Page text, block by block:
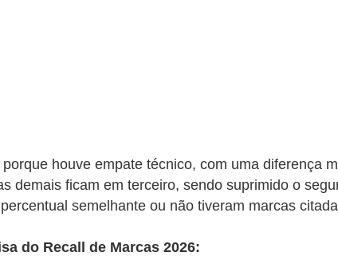
houve empate técnico, com uma diferença
demais ficam em terceiro, sendo suprimido o
semelhante ou não tiveram marcas
do Recall de Marcas 2026: